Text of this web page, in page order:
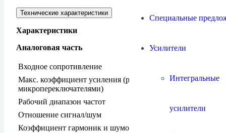
Специальные
Усилители
Интегральные
усилители
Технические характеристики
Характеристики
Аналоговая часть
Входное сопротивление
Макс. коэффициент усиления (регулируется
микропереключателями)
0 дБ, 10
Рабочий диапазон частот
Отношение сигнал/шум
Коэффициент гармоник и шумов